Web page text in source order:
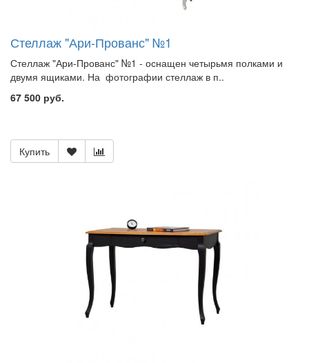
Стеллаж "Ари-Прованс" №1
Стеллаж "Ари-Прованс" №1 - оснащен четырьмя полками и
двумя ящиками. На фотографии стеллаж в п..
67 500 руб.
Купить